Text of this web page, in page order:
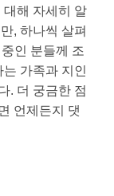
대해 자세히 알
, 하나씩 살펴
인 분들께 조
가족과 지인
. 더 궁금한 점
언제든지 댓